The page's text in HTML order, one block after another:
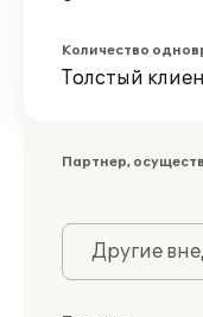
Количество
Толстый
Партнер,
Другие